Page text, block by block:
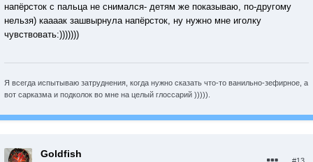
напёрсток с пальца не снимался- детям же показываю, по-другому
нельзя) каааак зашвырнула напёрсток, ну нужно мне иголку
чувствовать:)))))))
Я всегда испытываю затруднения, когда нужно сказать что-то ванильно-зефирное, а
вот сарказма и подколок во мне на целый глоссарий ))))).
Goldfish